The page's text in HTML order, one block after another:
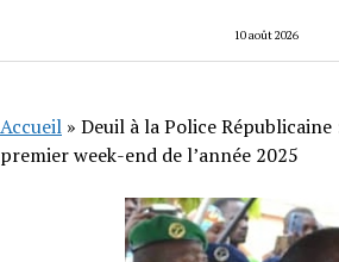
10 août 2026
Accueil » Deuil à la Police
premier week-end de l’année 2025